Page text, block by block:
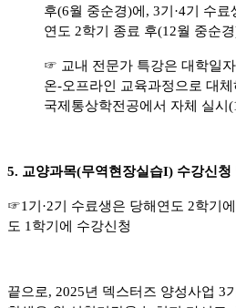
후(6월 중순경)에 , 3기 ·4기 수료
연도 2학기 종료 후(12월 중순경
☞ 교내 전문가 특강은 대학일
온-오프라인 교육과정으로 대체
국제통상학전공에서 자체 실시
5. 교양과목(무역현장실습I) 수강신청
☞1 기 ·2기 수료생은 당해연도 2학기에
도 1 학기에 수강신청
끝으로, 2025년 덱스터즈 양성사업 3